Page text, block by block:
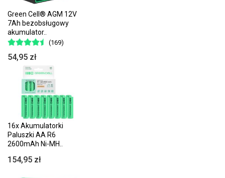
Green Cell® AGM 12V
7Ah bezobsługowy
akumulator..
(169)
54,95 zł
16x Akumulatorki
Paluszki AA R6
2600mAh Ni-MH..
154,95 zł